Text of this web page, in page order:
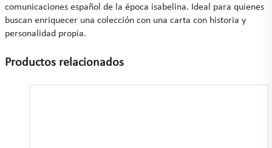
comunicaciones español de la época isabelina. Ideal para quienes
buscan enriquecer una colección con una carta con historia y
personalidad propia.
Productos relacionados